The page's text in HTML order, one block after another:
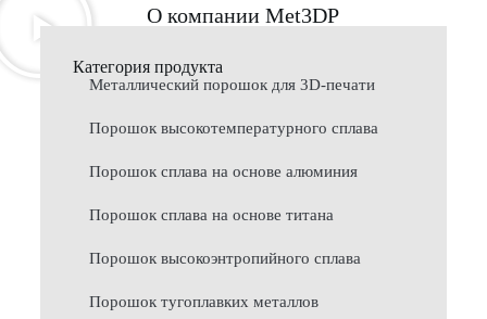
О компании Met3DP
Категория продукта
Металлический порошок для 3D-печати
Порошок высокотемпературного сплава
Порошок сплава на основе алюминия
Порошок сплава на основе титана
Порошок высокоэнтропийного сплава
Порошок тугоплавких металлов